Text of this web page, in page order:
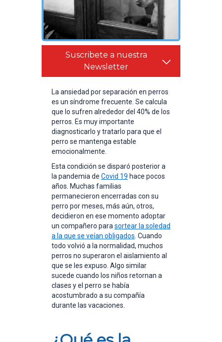
Suscribete a nuestra
Newsletter
La ansiedad por separación en perros
es un síndrome frecuente. Se calcula
que lo sufren alrededor del 40% de los
perros. Es muy importante
diagnosticarlo y tratarlo para que el
perro se mantenga estable
emocionalmente.
Esta condición se disparó posterior a
la pandemia de Covid 19 hace pocos
años. Muchas familias
permanecieron encerradas con su
perro por meses, más aún, otros,
decidieron en ese momento adoptar
un compañero para sortear la soledad
a la que se veían obligados . Cuando
todo volvió a la normalidad, muchos
perros no superaron el aislamiento al
que se les expuso. Algo similar
sucede cuando los niños retornan a
clases y el perro se había
acostumbrado a su compañía
durante las vacaciones.